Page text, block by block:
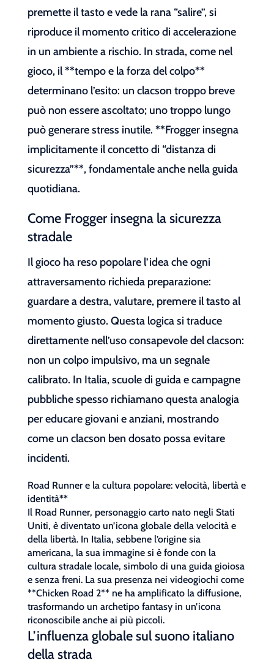
premette il tasto e vede la rana “salire”, si
riproduce il momento critico di accelerazione
in un ambiente a rischio. In strada, come nel
gioco, il **tempo e la forza del colpo**
determinano l’esito: un clacson troppo breve
può non essere ascoltato; uno troppo lungo
può generare stress inutile. **Frogger insegna
implicitamente il concetto di “distanza di
sicurezza”**, fondamentale anche nella guida
quotidiana.
Come Frogger insegna la sicurezza
stradale
Il gioco ha reso popolare l’idea che ogni
attraversamento richieda preparazione:
guardare a destra, valutare, premere il tasto al
momento giusto. Questa logica si traduce
direttamente nell’uso consapevole del clacson:
non un colpo impulsivo, ma un segnale
calibrato. In Italia, scuole di guida e campagne
pubbliche spesso richiamano questa analogia
per educare giovani e anziani, mostrando
come un clacson ben dosato possa evitare
incidenti.
Road Runner e la cultura popolare: velocità, libertà e
identità**
Il Road Runner, personaggio carto nato negli Stati
Uniti, è diventato un’icona globale della velocità e
della libertà. In Italia, sebbene l’origine sia
americana, la sua immagine si è fonde con la
cultura stradale locale, simbolo di una guida gioiosa
e senza freni. La sua presenza nei videogiochi come
**Chicken Road 2** ne ha amplificato la diffusione,
trasformando un archetipo fantasy in un’icona
riconoscibile anche ai più piccoli.
L’influenza globale sul suono italiano
della strada